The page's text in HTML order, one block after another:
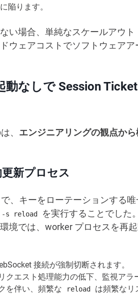
陥ります。
い場合、単純なスケールアウ
ウェアコストでソフトウェアア
なしで Session
、 エンジニアリングの観点か
新プロセス
、キーをローテーションする
-s reload
を実行することでした
境では、worker プロセスを再
接続が強制切断されます。
クエスト処理能力の低下、監視アラ
を伴い、頻繁な reload は頻繁なリ